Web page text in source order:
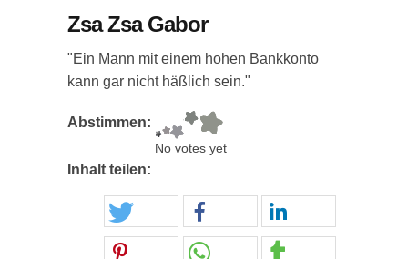
Zsa Zsa Gabor
"Ein Mann mit einem hohen Bankkonto
kann gar nicht häßlich sein."
Abstimmen:
No votes yet
Inhalt teilen: